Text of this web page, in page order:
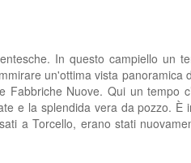
In questo campiello un
un'ottima vista
Nuove. Qui un tempo
e la splendida vera da pozzo. È
a Torcello, erano stati